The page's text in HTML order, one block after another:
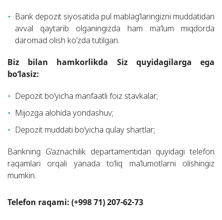
Bank depozit siyosatida pul mablag‘laringizni muddatidan
avval qaytarib olganingizda ham ma’lum miqdorda
daromad olish ko‘zda tutilgan.
Biz bilan hamkorlikda Siz quyidagilarga ega
bo‘lasiz:
Depozit bo‘yicha manfaatli foiz stavkalar;
Mijozga alohida yondashuv;
Depozit muddati bo‘yicha qulay shartlar;
Bankning G‘aznachilik departamentidan quyidagi telefon
raqamlari orqali yanada to‘liq ma’lumotlarni olishingiz
mumkin.
Telefon raqami: (+998 71) 207-62-73